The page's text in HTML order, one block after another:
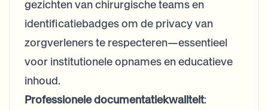
gezichten van chirurgische teams en
identificatiebadges om de privacy van
zorgverleners te respecteren—essentieel
voor institutionele opnames en educatieve
inhoud.
Professionele documentatiekwaliteit: